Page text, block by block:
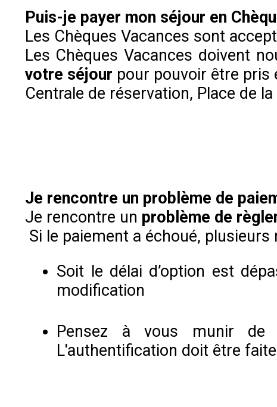
Puis-je payer mon séjour en
Les Chèques Vacances sont
Les Chèques Vacances doivent
votre séjour pour pouvoir être pris
Centrale de réservation, Place de
Je rencontre un problème de
Je rencontre un problème de
Si le paiement a échoué,
Soit le délai d’option est
modification
Pensez à vous munir
L'authentification doit être faite